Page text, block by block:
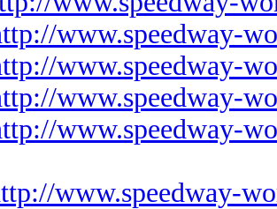
www.speedway-
www.speedway-
www.speedway-
www.speedway-
www.speedway-